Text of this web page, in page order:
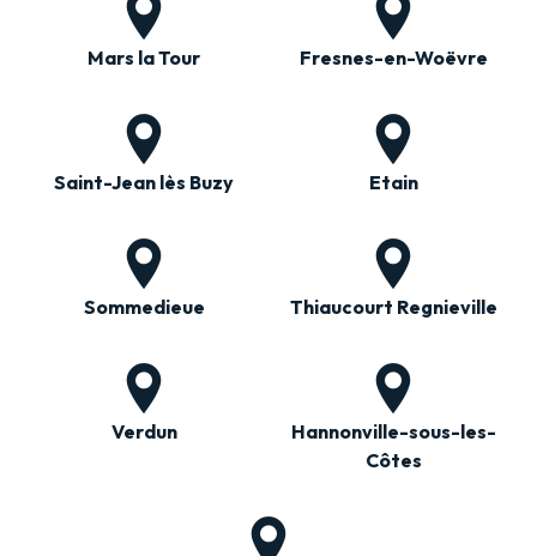
Mars la Tour Fresnes-en-Woëvre
Saint-Jean lès Buzy Etain
Sommedieue Thiaucourt Regnieville
Verdun
Hannonville-sous-les-
Côtes